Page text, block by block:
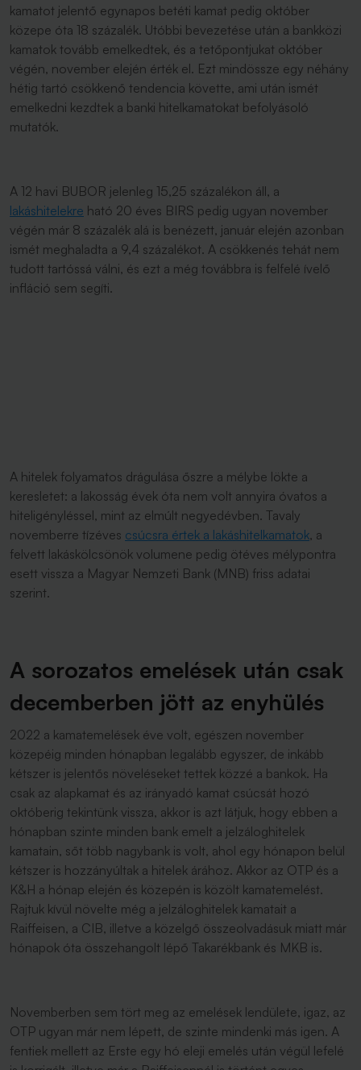
kamatot jelentő egynapos betéti kamat pedig október
közepe óta 18 százalék. Utóbbi bevezetése után a bankközi
kamatok tovább emelkedtek, és a tetőpontjukat október
végén, november elején érték el. Ezt mindössze egy néhány
hétig tartó csökkenő tendencia követte, ami után ismét
emelkedni kezdtek a banki hitelkamatokat befolyásoló
mutatók.
A 12 havi BUBOR jelenleg 15,25 százalékon áll, a
lakáshitelekre ható 20 éves BIRS pedig ugyan november
végén már 8 százalék alá is benézett, január elején azonban
ismét meghaladta a 9,4 százalékot. A csökkenés tehát nem
tudott tartóssá válni, és ezt a még továbbra is felfelé ívelő
infláció sem segíti.
A hitelek folyamatos drágulása őszre a mélybe lökte a
keresletet: a lakosság évek óta nem volt annyira óvatos a
hiteligényléssel, mint az elmúlt negyedévben. Tavaly
novemberre tízéves csúcsra értek a lakáshitelkamatok, a
felvett lakáskölcsönök volumene pedig ötéves mélypontra
esett vissza a Magyar Nemzeti Bank (MNB) friss adatai
szerint.
A sorozatos emelések után csak
decemberben jött az enyhülés
2022 a kamatemelések éve volt, egészen november
közepéig minden hónapban legalább egyszer, de inkább
kétszer is jelentős növeléseket tettek közzé a bankok. Ha
csak az alapkamat és az irányadó kamat csúcsát hozó
októberig tekintünk vissza, akkor is azt látjuk, hogy ebben a
hónapban szinte minden bank emelt a jelzáloghitelek
kamatain, sőt több nagybank is volt, ahol egy hónapon belül
kétszer is hozzányúltak a hitelek árához. Akkor az OTP és a
K&H a hónap elején és közepén is közölt kamatemelést.
Rajtuk kívül növelte még a jelzáloghitelek kamatait a
Raiffeisen, a CIB, illetve a közelgő összeolvadásuk miatt már
hónapok óta összehangolt lépő Takarékbank és MKB is.
Novemberben sem tört meg az emelések lendülete, igaz, az
OTP ugyan már nem lépett, de szinte mindenki más igen. A
fentiek mellett az Erste egy hó eleji emelés után végül lefelé